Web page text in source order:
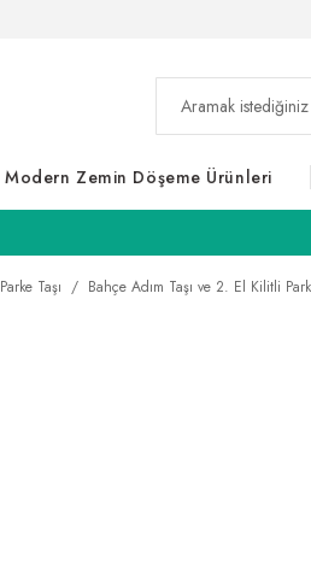
Modern Zemin Döşeme Ürünleri
Parke Taşı Bahçe Adım Taşı ve 2. El Kilitli